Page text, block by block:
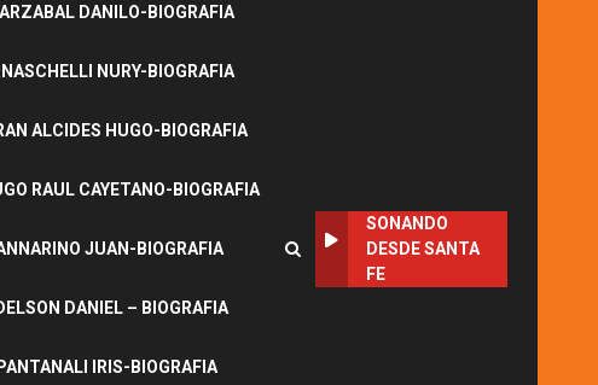
DANILO-BIOGRAFIA
NURY-BIOGRAFIA
ALCIDES HUGO-BIOGRAFIA
RAUL CAYETANO-BIOGRAFIA
JUAN-BIOGRAFIA
DANIEL – BIOGRAFIA
PANTANALI IRIS-BIOGRAFIA
SONANDO
DESDE SANTA
FE